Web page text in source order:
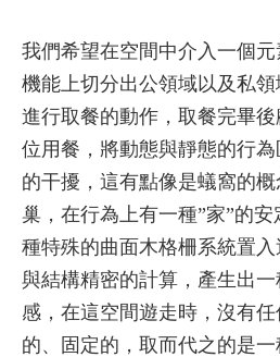
我們希望在空間中介入一個
機能上切分出公領域以及私
進行取餐的動作，取餐完畢
位用餐，將動態與靜態的行
的干擾，這有點像是蟻窩的
巢，在行為上有一種”家”的
種特殊的曲面木格柵系統置
與結構精密的計算，產生出
感，在這空間遊走時，沒有
的、固定的，取而代之的是